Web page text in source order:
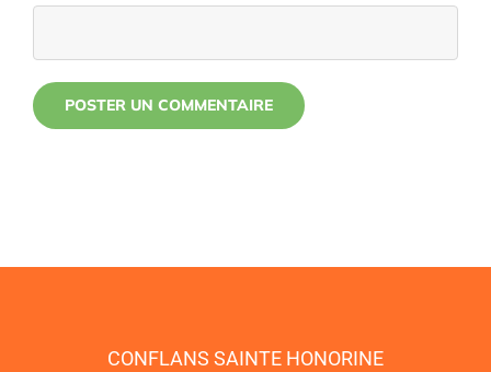
CONFLANS SAINTE HONORINE